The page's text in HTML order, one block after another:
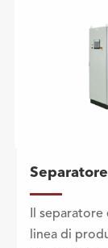
Il
linea di